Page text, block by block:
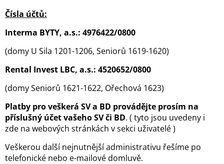
Čísla účtů:
Interma BYTY, a.s.: 4976422/0800
(domy U Sila 1201-1206, Seniorů 1619-1620)
Rental Invest LBC, a.s.: 4520652/0800
(domy Seniorů 1621-1622, Ořechová 1623)
Platby pro veškerá SV a BD provádějte prosím na
příslušný účet vašeho SV či BD. ( tyto jsou uvedeny i
zde na webových stránkách v sekci uživatelé )
Veškerou další nejnutnější administrativu řešíme po
telefonické nebo e-mailové domluvě.